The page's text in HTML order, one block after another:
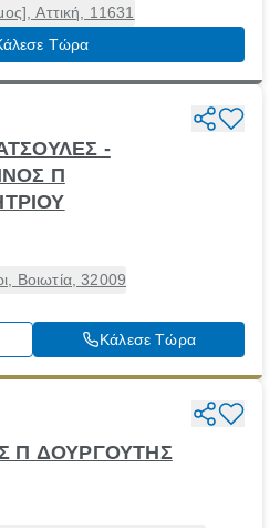
Αττική, 11631
Τώρα
-
Π
Βοιωτία, 32009
Κάλεσε Τώρα
Π ΔΟΥΡΓΟΥΤΗΣ